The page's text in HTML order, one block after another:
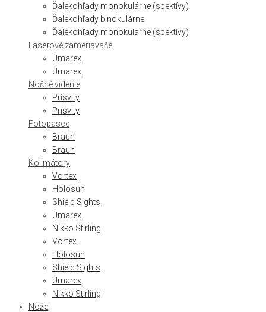
Ďalekohľady monokulárne (spektívy)
Ďalekohľady binokulárne
Ďalekohľady monokulárne (spektívy)
Laserové zameriavače
Umarex
Umarex
Nočné videnie
Prísvity
Prísvity
Fotopasce
Braun
Braun
Kolimátory
Vortex
Holosun
Shield Sights
Umarex
Nikko Stirling
Vortex
Holosun
Shield Sights
Umarex
Nikko Stirling
Nože